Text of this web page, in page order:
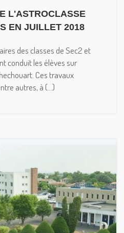
L'ASTROCLASSE
EN JUILLET 2018
des classes de Sec2 et
conduit les élèves sur
Ces travaux
autres, à (...)